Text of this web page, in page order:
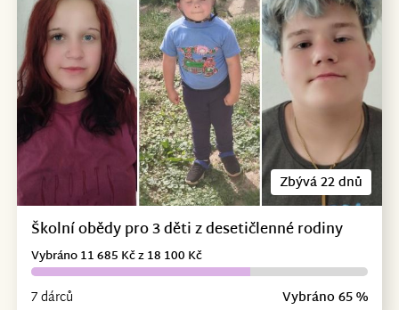
Zbývá 22 dnů
Školní obědy pro 3 děti z desetičlenné rodiny
7 dárců Vybráno 65 %
Vybráno 11 685 Kč z 18 100 Kč